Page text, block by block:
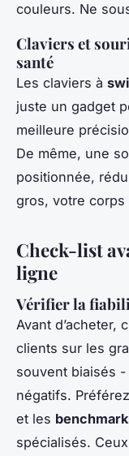
couleurs. Ne
Claviers et
santé
Les claviers à
juste un gadget
meilleure
De même, une
positionnée,
gros, votre corps
Check-list
ligne
Vérifier la
Avant d’acheter,
clients sur les
souvent biaisés
négatifs.
et les
spécialisés.